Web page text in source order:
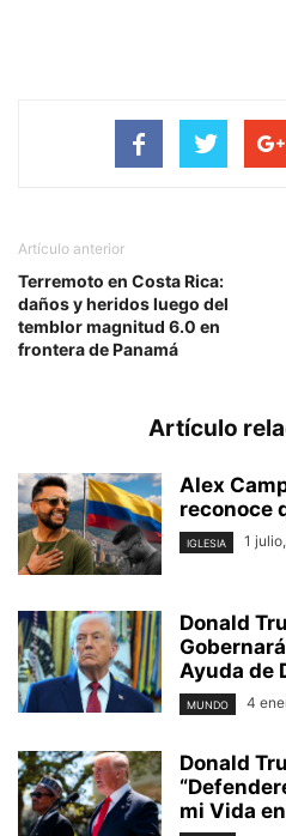
Artículo anterior
Terremoto en Costa Rica:
daños y heridos luego del
temblor magnitud 6.0 en
frontera de Panamá
Artículo
Alex
reconoce
IGLESIA 1
Donald
Ayuda de
MUNDO 4
Donald
mi Vida